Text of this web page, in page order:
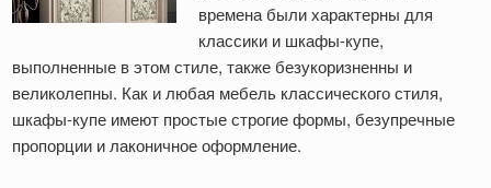
времена были характерны для
классики и шкафы-купе,
выполненные в этом стиле, также безукоризненны и
великолепны. Как и любая мебель классического стиля,
шкафы-купе имеют простые строгие формы, безупречные
пропорции и лаконичное оформление.